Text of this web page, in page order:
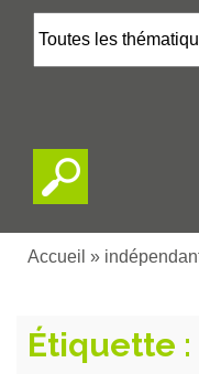
Accueil »
Étiquette :